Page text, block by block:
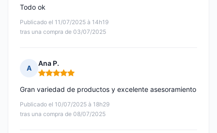
Publicado el 11/07/2025 à 14h19
tras una compra de 03/07/2025
Todo ok
A
Ana P.
Nota: 5 de 5
Publicado el 10/07/2025 à 18h29
tras una compra de 08/07/2025
Gran variedad de productos y excelente asesoramiento